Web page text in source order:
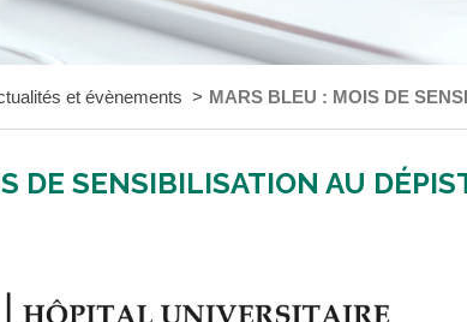
et évènements MARS BLEU : MOIS DE
DE SENSIBILISATION AU